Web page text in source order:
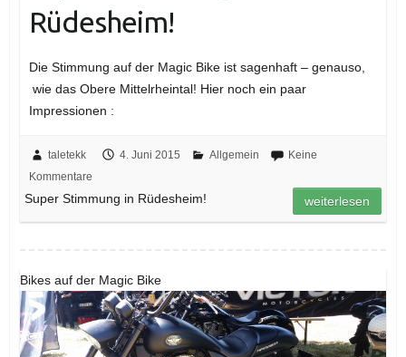
Rüdesheim!
Die Stimmung auf der Magic Bike ist sagenhaft – genauso,
wie das Obere Mittelrheintal! Hier noch ein paar
Impressionen :
taletekk 4. Juni 2015 Allgemein
Keine
Kommentare
Super Stimmung in Rüdesheim! weiterlesen
Bikes auf der Magic Bike